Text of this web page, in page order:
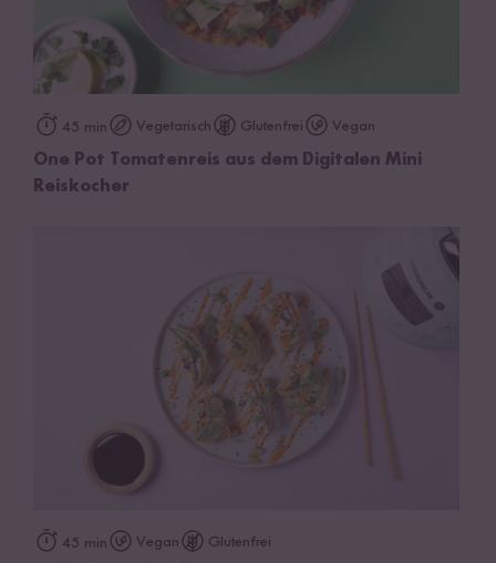
45 min Vegetarisch Glutenfrei Vegan
One Pot Tomatenreis aus dem Digitalen Mini
Reiskocher
45 min Vegan Glutenfrei